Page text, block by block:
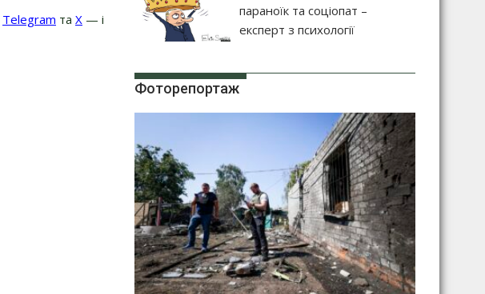
Telegram та Х — і
параноїк та соціопат –
експерт з психології
Фоторепортаж